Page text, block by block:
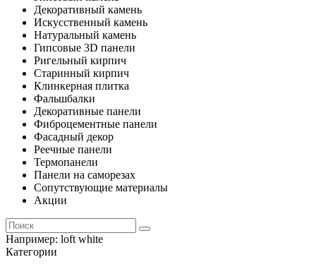
Декоративный камень
Искусственный камень
Натуральный камень
Гипсовые 3D панели
Ригельный кирпич
Старинный кирпич
Клинкерная плитка
Фальшбалки
Декоративные панели
Фиброцементные панели
Фасадный декор
Реечные панели
Термопанели
Панели на саморезах
Сопутствующие материалы
Акции
Например: loft white
Категории